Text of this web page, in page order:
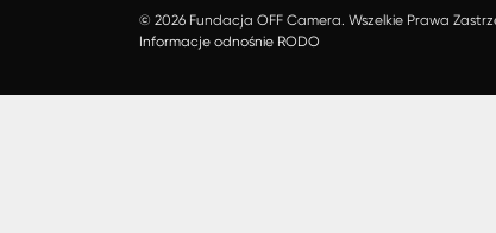
© 2026 Fundacja OFF Camera. Wszelkie Prawa
Informacje odnośnie RODO